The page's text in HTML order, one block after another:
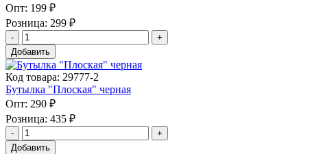
Опт: 199 ₽
Розница: 299 ₽
Добавить
Код товара: 29777-2
Бутылка "Плоская" черная
Опт: 290 ₽
Розница: 435 ₽
Добавить